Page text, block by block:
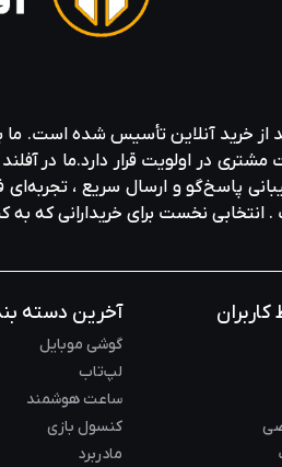
خرید آنلاین تأسیس شده است. ما
در اولویت قرار دارد.ما در
پاسخ‌گو و ارسال سریع ، تجربه‌ای
انتخابی نخست برای خریدارانی که
آخرین دسته
گوشی موبایل
لپ‌تاب
ساعت هوشمند
کنسول بازی
مادربرد